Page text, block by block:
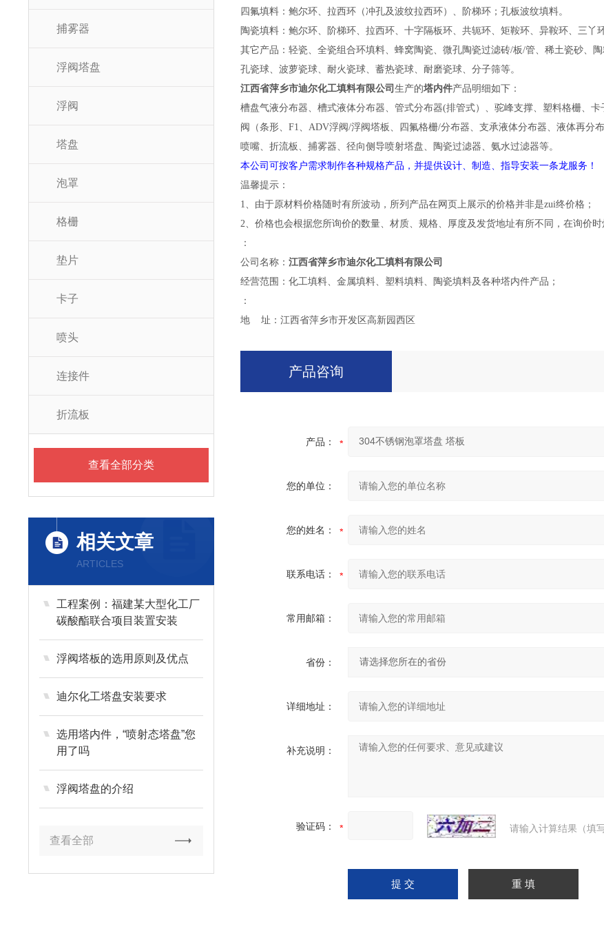
捕雾器
浮阀塔盘
浮阀
塔盘
泡罩
格栅
垫片
卡子
喷头
连接件
折流板
查看全部分类
相关文章
ARTICLES
工程案例：福建某大型化工厂
碳酸酯联合项目装置安装
浮阀塔板的选用原则及优点
迪尔化工塔盘安装要求
选用塔内件，“喷射态塔盘”您
用了吗
浮阀塔盘的介绍
查看全部
四氟填料：鲍尔环、拉西环（冲孔及波纹拉西环）、阶梯环；孔板波纹填料。
陶瓷填料：鲍尔环、阶梯环、拉西环、十字隔板环、共轭环、矩鞍环、异鞍环、三丫
其它产品：轻瓷、全瓷组合环填料、蜂窝陶瓷、微孔陶瓷过滤砖/板/管、稀土瓷砂、
孔瓷球、波萝瓷球、耐火瓷球、蓄热瓷球、耐磨瓷球、分子筛等。
江西省萍乡市迪尔化工填料有限公司生产的塔内件产品明细如下：
槽盘气液分布器、槽式液体分布器、管式分布器(排管式）、驼峰支撑、塑料格栅、
阀（条形、F1、ADV浮阀/浮阀塔板、四氟格栅/分布器、支承液体分布器、液体再分
喷嘴、折流板、捕雾器、径向侧导喷射塔盘、陶瓷过滤器、氨水过滤器等。
本公司可按客户需求制作各种规格产品，并提供设计、制造、指导安装一条龙服务！
温馨提示：
1、由于原材料价格随时有所波动，所列产品在网页上展示的价格并非是zui终价格；
2、价格也会根据您所询价的数量、材质、规格、厚度及发货地址有所不同，在询价
：
公司名称：江西省萍乡市迪尔化工填料有限公司
经营范围：化工填料、金属填料、塑料填料、陶瓷填料及各种塔内件产品；
：
地 址：江西省萍乡市开发区高新园西区
产品咨询
产品：
您的单位：
您的姓名：
联系电话：
常用邮箱：
省份：
详细地址：
补充说明：
验证码： 请输入计算结果（填